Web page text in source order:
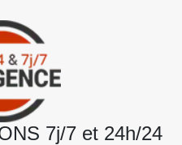
7j/7 et 24h/24